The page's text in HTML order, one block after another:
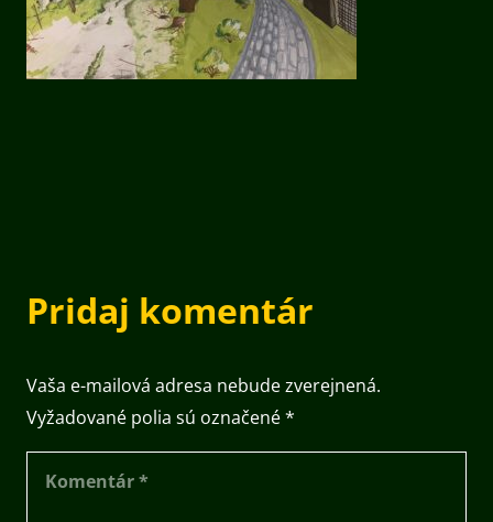
Pridaj komentár
Vaša e-mailová adresa nebude zverejnená.
Vyžadované polia sú označené*